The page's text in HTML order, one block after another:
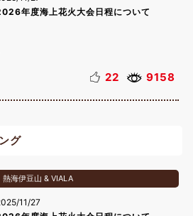
年度海上花火大会日程について
22 9158
グ
熱海伊豆山 & VIALA
11/27